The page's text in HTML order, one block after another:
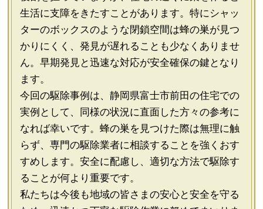
生活に支障をきたすことがあります。特にシャッ
ターのボックスのような閉鎖空間は蜂の巣が見つ
かりにくく、発見が遅れることも少なくありませ
ん。早期発見と迅速な対応が安全確保の鍵となり
ます。
今回の駆除事例は、静岡県富士市前田の住宅での
実例として、同様の状況に直面した方々の参考に
なれば幸いです。蜂の巣を見つけた際は無理に触
らず、専門の駆除業者に相談することを強くおす
すめします。安全に配慮し、適切な方法で駆除す
ることが何より重要です。
私たちは今後も地域の皆さまの安心と安全を守る